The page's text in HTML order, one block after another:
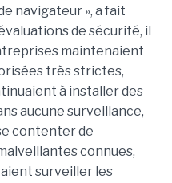
navigateur », a fait
de sécurité, il
maintenaient
très strictes,
à installer des
aucune surveillance,
contenter de
connues,
surveiller les